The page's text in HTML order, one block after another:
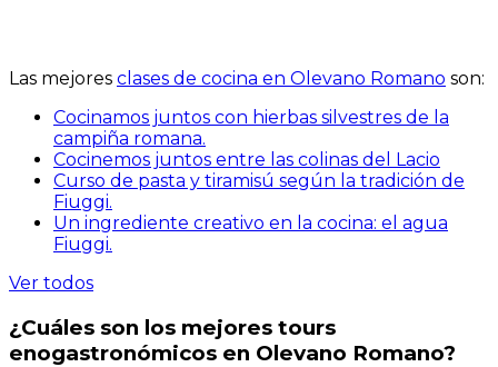
Las mejores clases de cocina en Olevano Romano son:
Cocinamos juntos con hierbas silvestres de la
campiña romana.
Cocinemos juntos entre las colinas del Lacio
Curso de pasta y tiramisú según la tradición de
Fiuggi.
Un ingrediente creativo en la cocina: el agua
Fiuggi.
Ver todos
¿Cuáles son los mejores tours
enogastronómicos en Olevano Romano?